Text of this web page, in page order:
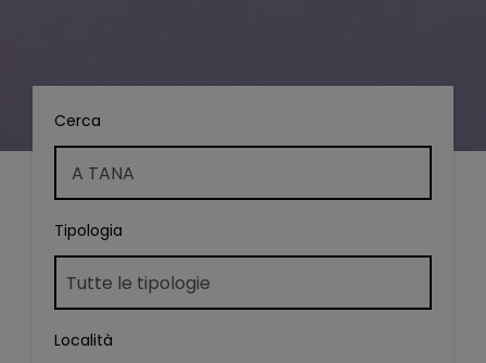
Cerca
Tipologia
Località